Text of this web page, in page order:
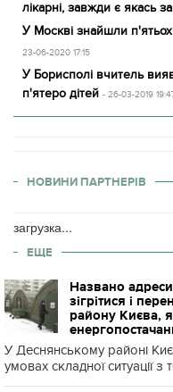
лікарні, завжди є якась
У Москві знайшли
23-06-2020 17:15
У Борисполі вчитель
п'ятеро дітей - 26-03-2019
НОВИНИ ПАРТНЕРІВ
загрузка...
ЕЩЕ
Названо
зігрітися і
району Києва,
У Деснянському районі
умовах складної ситуації